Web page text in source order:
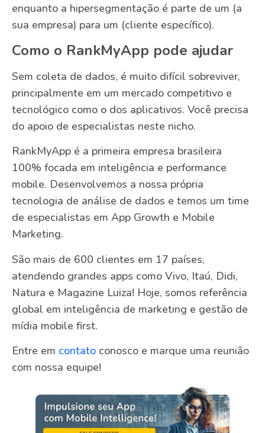
enquanto a hipersegmentação é parte de um (a
sua empresa) para um (cliente específico).
Como o RankMyApp pode ajudar
Sem coleta de dados, é muito difícil sobreviver,
principalmente em um mercado competitivo e
tecnológico como o dos aplicativos. Você precisa
do apoio de especialistas neste nicho.
RankMyApp é a primeira empresa brasileira
100% focada em inteligência e performance
mobile. Desenvolvemos a nossa própria
tecnologia de análise de dados e temos um time
de especialistas em App Growth e Mobile
Marketing.
São mais de 600 clientes em 17 países,
atendendo grandes apps como Vivo, Itaú, Didi,
Natura e Magazine Luiza! Hoje, somos referência
global em inteligência de marketing e gestão de
mídia mobile first.
Entre em contato conosco e marque uma reunião
com nossa equipe!